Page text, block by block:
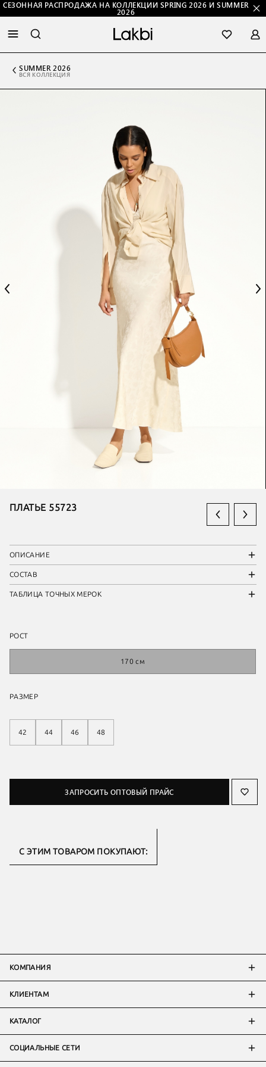
СЕЗОННАЯ РАСПРОДАЖА НА КОЛЛЕКЦИИ SPRING 2026 И SUMMER
2026
SUMMER 2026
ВСЯ КОЛЛЕКЦИЯ
ПЛАТЬЕ 55723
ОПИСАНИЕ
СОСТАВ
ТАБЛИЦА ТОЧНЫХ МЕРОК
РОСТ
170 см
РАЗМЕР
42 44 46 48
ЗАПРОСИТЬ ОПТОВЫЙ ПРАЙС
С ЭТИМ ТОВАРОМ ПОКУПАЮТ:
КОМПАНИЯ
КЛИЕНТАМ
КАТАЛОГ
СОЦИАЛЬНЫЕ СЕТИ